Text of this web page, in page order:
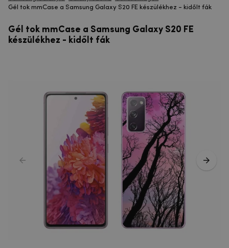
Gél tok mmCase a Samsung Galaxy S20 FE készülékhez - kidőlt fák
Gél tok mmCase a Samsung Galaxy S20 FE
készülékhez - kidőlt fák